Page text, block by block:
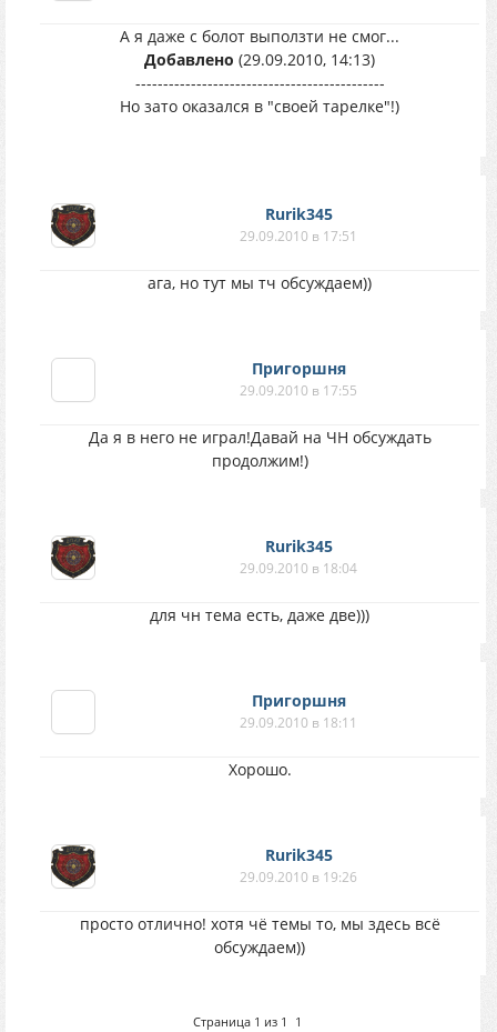
А я даже с болот выползти не смог...
Добавлено (29.09.2010, 14:13)
---------------------------------------------
Но зато оказался в "своей тарелке"!)
Rurik345
29.09.2010 в 17:51
ага, но тут мы тч обсуждаем))
Пригоршня
29.09.2010 в 17:55
Да я в него не играл!Давай на ЧН обсуждать
продолжим!)
Rurik345
29.09.2010 в 18:04
для чн тема есть, даже две)))
Пригоршня
29.09.2010 в 18:11
Хорошо.
Rurik345
29.09.2010 в 19:26
просто отлично! хотя чё темы то, мы здесь всё
обсуждаем))
Страница 1 из 1 1